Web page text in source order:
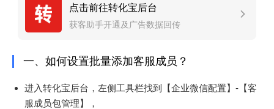
点击前往转化宝后台
获客助手开通及广告数据回传
一、如何设置批量添加客服成员？
进入转化宝后台，左侧工具栏找到【企业微信配置】-【客
服成员包管理】，